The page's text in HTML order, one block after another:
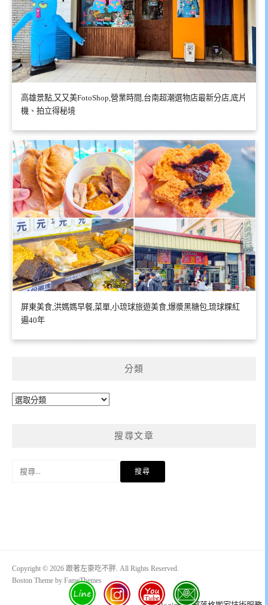
高雄景點,又又美FotoShop,營業時間,台南超潮選物店最新分店,底片
機、拍立得秘境
屏東美食,洪媽媽早餐,菜單,小琉球旅遊美食,爆漿黑糖包,琉球粿紅
遍40年
分類
分
搜尋文章
Copyright © 2026 跟著左豪吃不胖. All Rights Reserved.
Boston Theme by FameThemes